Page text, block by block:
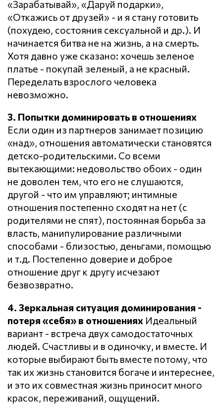
«Зарабатывай», «Даруй подарки»,
«Откажись от друзей» - и я стану готовить
(похудею, состояния сексуальной и др.). И
начинается битва не на жизнь, а на смерть.
Хотя давно уже сказано: хочешь зеленое
платье - покупай зеленый, а не красный.
Переделать взрослого человека
невозможно.
3. Попытки доминировать в отношениях
Если один из партнеров занимает позицию
«над», отношения автоматически становятся
детско-родительскими. Со всеми
вытекающими: недовольство обоих - один
не доволен тем, что его не слушаются,
другой - что им управляют; интимные
отношения постепенно сходят на нет (с
родителями не спят), постоянная борьба за
власть, манипулирование различными
способами - близостью, деньгами, помощью
и т.д. Постепенно доверие и доброе
отношение друг к другу исчезают
безвозвратно.
4. Зеркальная ситуация доминирования -
потеря «себя» в отношениях Идеальный
вариант - встреча двух самодостаточных
людей. Счастливы и в одиночку, и вместе. И
которые выбирают быть вместе потому, что
так их жизнь становится богаче и интереснее,
и это их совместная жизнь приносит много
красок, переживаний, ощущений.